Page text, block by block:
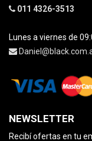
011 4326-3513
Lunes a viernes de
NEWSLETTER
Recibí ofertas en tu